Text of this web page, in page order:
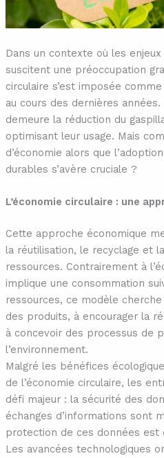
Dans un contexte où les
suscitent une préoccupation
circulaire s’est imposée
au cours des dernières
demeure la réduction du
optimisant leur usage. Mais
d’économie alors que
durables s’avère cruciale ?
L’économie circulaire : une
Cette approche économique
la réutilisation, le recyclage et
ressources. Contrairement à
implique une consommation
ressources, ce modèle
des produits, à encourager la
à concevoir des processus de
l’environnement.
Malgré les bénéfices
de l’économie circulaire, les
défi majeur : la sécurité des
échanges d’informations sont
protection de ces données est
Les avancées technologiques